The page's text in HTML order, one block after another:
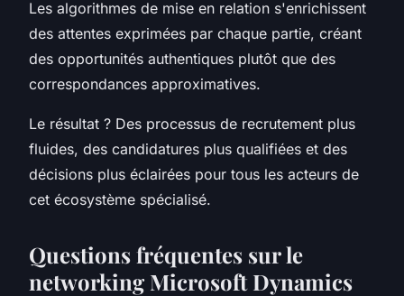
Les algorithmes de mise en relation s'enrichissent
des attentes exprimées par chaque partie, créant
des opportunités authentiques plutôt que des
correspondances approximatives.
Le résultat ? Des processus de recrutement plus
fluides, des candidatures plus qualifiées et des
décisions plus éclairées pour tous les acteurs de
cet écosystème spécialisé.
Questions fréquentes sur le
networking Microsoft Dynamics